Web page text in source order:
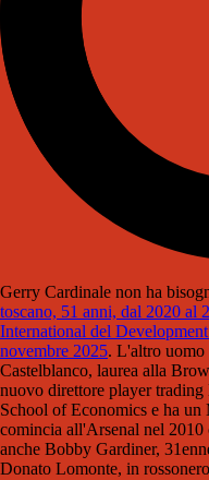
Gerry Cardinale non ha
toscano, 51 anni, dal 2020 al
International del
novembre 2025. L'altro uomo
Castelblanco, laurea alla
nuovo direttore player
School of Economics e ha un
comincia all'Arsenal nel
anche Bobby Gardiner,
Donato Lomonte, in